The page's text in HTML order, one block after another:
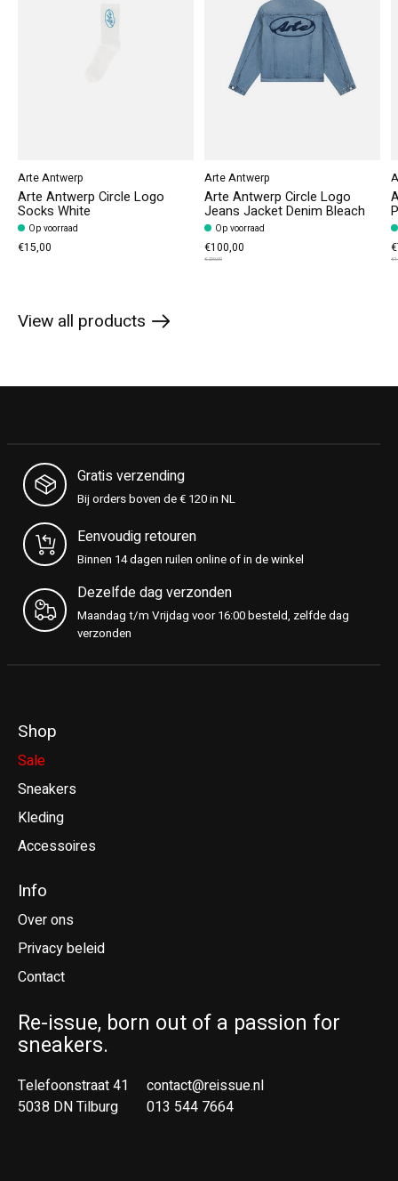
Arte Antwerp
Arte Antwerp Circle Logo
Socks White
Op voorraad
€15,00
Arte Antwerp
Arte Antwerp Circle Logo
Jeans Jacket Denim Bleach
Op voorraad
€100,00
€200,00
View all products
Gratis verzending
Bij orders boven de € 120 in NL
Eenvoudig retouren
Binnen 14 dagen ruilen online of in de winkel
Dezelfde dag verzonden
Maandag t/m Vrijdag voor 16:00 besteld, zelfde dag
verzonden
Shop
Sale
Sneakers
Kleding
Accessoires
Info
Over ons
Privacy beleid
Contact
Re-issue, born out of a passion for
sneakers.
Telefoonstraat 41
5038 DN Tilburg
contact@reissue.nl
013 544 7664